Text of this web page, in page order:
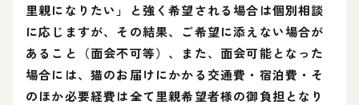
里親になりたい」と強く希望される場合は個別相談
に応じますが、その結果、ご希望に添えない場合が
あること（面会不可等）、また、面会可能となった
場合には、猫のお届けにかかる交通費・宿泊費・そ
のほか必要経費は全て里親希望者様の御負担となり